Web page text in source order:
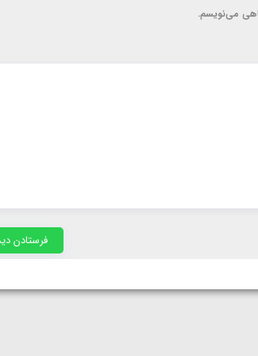
می‌نویسم.